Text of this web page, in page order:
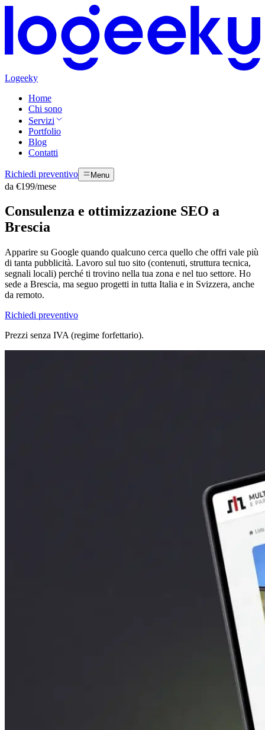
Logeeky
Home
Chi sono
Servizi
Portfolio
Blog
Contatti
Richiedi preventivo Menu
da €199/mese
Consulenza e ottimizzazione SEO a
Brescia
Apparire su Google quando qualcuno cerca quello che offri vale più
di tanta pubblicità. Lavoro sul tuo sito (contenuti, struttura tecnica,
segnali locali) perché ti trovino nella tua zona e nel tuo settore. Ho
sede a Brescia, ma seguo progetti in tutta Italia e in Svizzera, anche
da remoto.
Richiedi preventivo
Prezzi senza IVA (regime forfettario).